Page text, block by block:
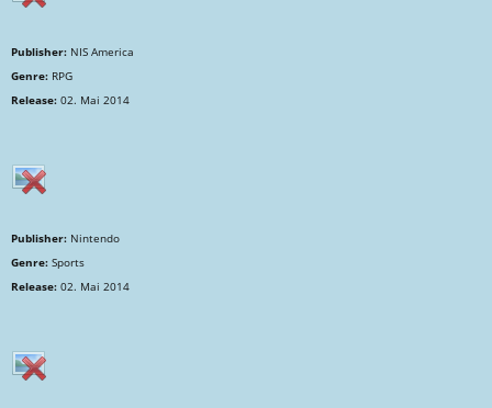
Publisher: NIS America
Genre: RPG
Release: 02. Mai 2014
Publisher: Nintendo
Genre: Sports
Release: 02. Mai 2014